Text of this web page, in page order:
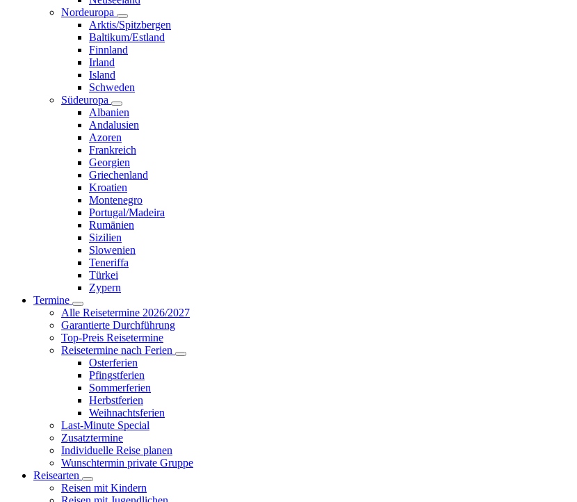
Nordeuropa
Arktis/Spitzbergen
Baltikum/Estland
Finnland
Irland
Island
Schweden
Südeuropa
Albanien
Andalusien
Azoren
Frankreich
Georgien
Griechenland
Kroatien
Montenegro
Portugal/Madeira
Rumänien
Sizilien
Slowenien
Teneriffa
Türkei
Zypern
Termine
Alle Reisetermine 2026/2027
Garantierte Durchführung
Top-Preis Reisetermine
Reisetermine nach Ferien
Osterferien
Pfingstferien
Sommerferien
Herbstferien
Weihnachtsferien
Last-Minute Special
Zusatztermine
Individuelle Reise planen
Wunschtermin private Gruppe
Reisearten
Reisen mit Kindern